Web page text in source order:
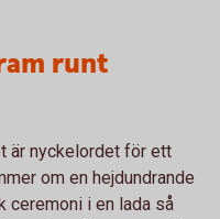
runt
är nyckelordet för ett
om en hejdundrande
i en lada så